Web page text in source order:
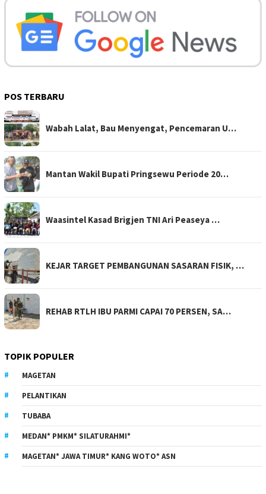
POS TERBARU
Wabah Lalat, Bau Menyengat, Pencemaran U…
Mantan Wakil Bupati Pringsewu Periode 20…
Waasintel Kasad Brigjen TNI Ari Peaseya …
KEJAR TARGET PEMBANGUNAN SASARAN FISIK, …
REHAB RTLH IBU PARMI CAPAI 70 PERSEN, SA…
TOPIK POPULER
MAGETAN
PELANTIKAN
TUBABA
MEDAN* PMKM* SILATURAHMI*
MAGETAN* JAWA TIMUR* KANG WOTO* ASN